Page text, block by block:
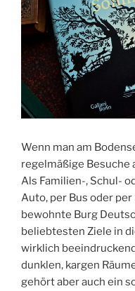
Wenn man am
regelmäßige Besuche
Als Familien-, Schul-
Auto, per Bus oder
bewohnte Burg
beliebtesten Ziele in
wirklich
dunklen, kargen
gehört aber auch ein